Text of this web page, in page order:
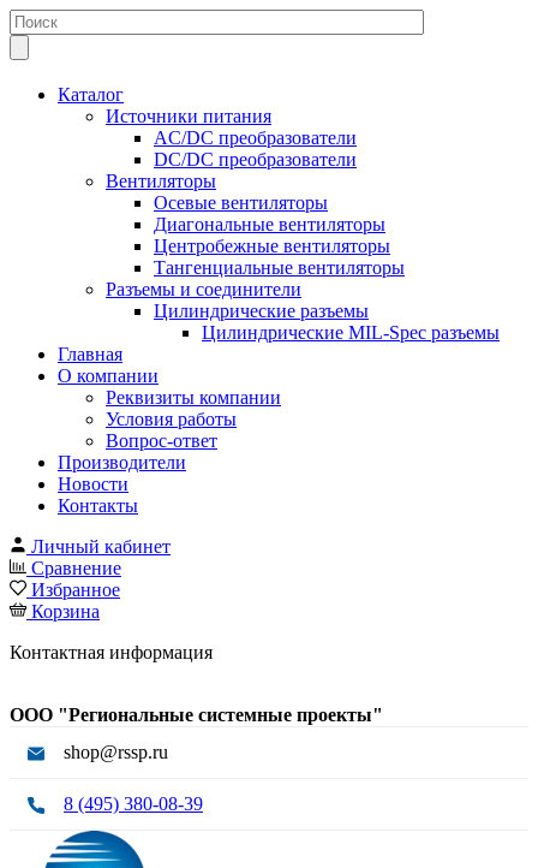
Каталог
Источники питания
AC/DC преобразователи
DC/DC преобразователи
Вентиляторы
Осевые вентиляторы
Диагональные вентиляторы
Центробежные вентиляторы
Тангенциальные вентиляторы
Разъемы и соединители
Цилиндрические разъемы
Цилиндрические MIL-Spec разъемы
Главная
О компании
Реквизиты компании
Условия работы
Вопрос-ответ
Производители
Новости
Контакты
Личный кабинет
Сравнение
Избранное
Корзина
Контактная информация
ООО "Региональные системные проекты"
shop@rssp.ru
8 (495) 380-08-39